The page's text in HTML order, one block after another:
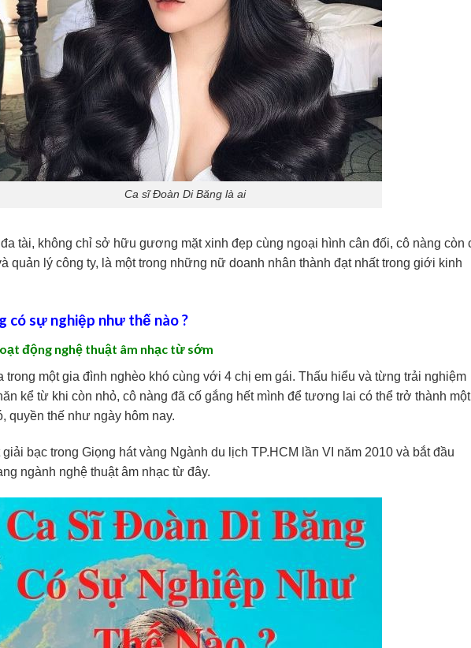
Ca sĩ Đoàn Di Băng là ai
tài, không chỉ sở hữu gương mặt xinh đẹp cùng ngoại hình cân đối, cô nàng còn
quản lý công ty, là một trong những nữ doanh nhân thành đạt nhất trong giới kinh
có sự nghiệp như thế nào ?
động nghệ thuật âm nhạc từ sớm
trong một gia đình nghèo khó cùng với 4 chị em gái. Thấu hiểu và từng trải nghiệm
kể từ khi còn nhỏ, cô nàng đã cố gắng hết mình để tương lai có thể trở thành một
quyền thế như ngày hôm nay.
bạc trong Giọng hát vàng Ngành du lịch TP.HCM lần VI năm 2010 và bắt đầu
ngành nghệ thuật âm nhạc từ đây.